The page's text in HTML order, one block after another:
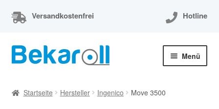
Versandkostenfrei Hotline
Zur
Navigation
Zum
Inhalt
Menü
Startseite Hersteller Ingenico Move 3500